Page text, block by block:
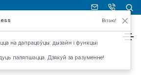
Вітаю!
на дапрацоўцы: дызайн і функцыі
паляпшацца. Дзякуй за разуменне!